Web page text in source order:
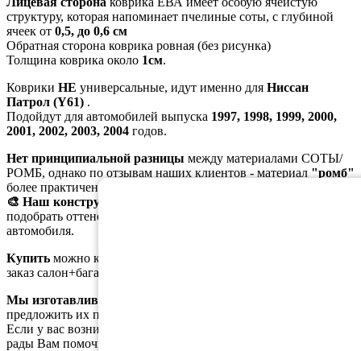
структуру, которая напоминает пчелиные соты, с глубиной
ячеек от 0,5, до 0,6 см
Обратная сторона коврика ровная (без рисунка)
Толщина коврика около 1см.
Коврики НЕ универсальные, идут именно для Ниссан
Патрол (Y61) .
Подойдут для автомобилей выпуска 1997, 1998, 1999, 2000,
2001, 2002, 2003, 2004 годов.
Нет принципиальной разницы между материалами СОТЫ/
РОМБ, однако по отзывам наших клиентов - материал "ромб"
более практичен в использовании.
🎨 Наш конструктор цветов
подобрать оттенок, соответствующий цвету вашего
автомобиля.
Купить можно как коврики в салон, так и в багажник. На
заказ салон+багажник идёт скидка
Мы изготавливаем коврики ЕВА сами
предложить их по доступной цене без лишних наценок.
Если у вас возникли дополнительные вопросы, мы будем
рады Вам помочь.